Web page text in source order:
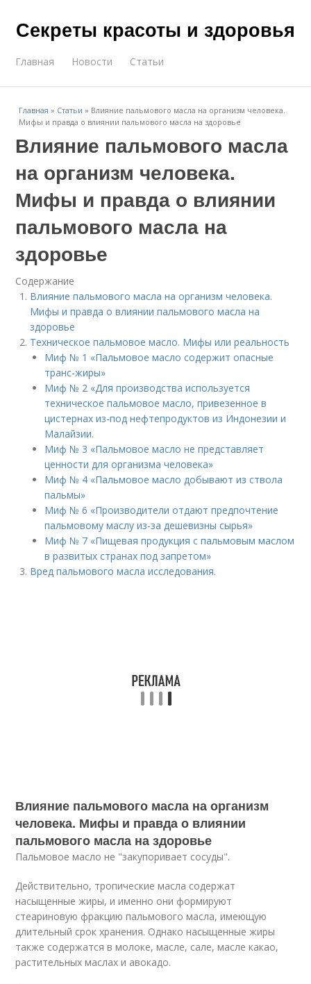
Секреты красоты и здоровья
Главная Новости Статьи
Главная » Статьи » Влияние пальмового масла на организм человека.
Мифы и правда о влиянии пальмового масла на здоровье
Влияние пальмового масла
на организм человека.
Мифы и правда о влиянии
пальмового масла на
здоровье
Содержание
Влияние пальмового масла на организм человека.
Мифы и правда о влиянии пальмового масла на
здоровье
Техническое пальмовое масло. Мифы или реальность
Миф № 1 «Пальмовое масло содержит опасные
транс-жиры»
Миф № 2 «Для производства используется
техническое пальмовое масло, привезенное в
цистернах из-под нефтепродуктов из Индонезии и
Малайзии.
Миф № 3 «Пальмовое масло не представляет
ценности для организма человека»
Миф № 4 «Пальмовое масло добывают из ствола
пальмы»
Миф № 6 «Производители отдают предпочтение
пальмовому маслу из-за дешевизны сырья»
Миф № 7 «Пищевая продукция с пальмовым маслом
в развитых странах под запретом»
Вред пальмового масла исследования.
Влияние пальмового масла на организм
человека. Мифы и правда о влиянии
пальмового масла на здоровье
Пальмовое масло не "закупоривает сосуды".
Действительно, тропические масла содержат
насыщенные жиры, и именно они формируют
стеариновую фракцию пальмового масла, имеющую
длительный срок хранения. Однако насыщенные жиры
также содержатся в молоке, масле, сале, масле какао,
растительных маслах и авокадо.